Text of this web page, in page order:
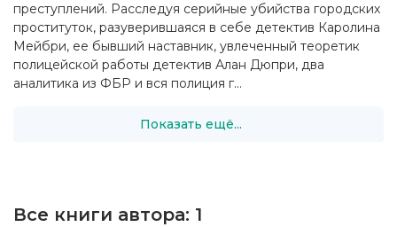
преступлений. Расследуя серийные убийства городских
проституток, разуверившаяся в себе детектив Каролина
Мейбри, ее бывший наставник, увлеченный теоретик
полицейской работы детектив Алан Дюпри, два
аналитика из ФБР и вся полиция г...
Показать ещё...
Все книги автора: 1